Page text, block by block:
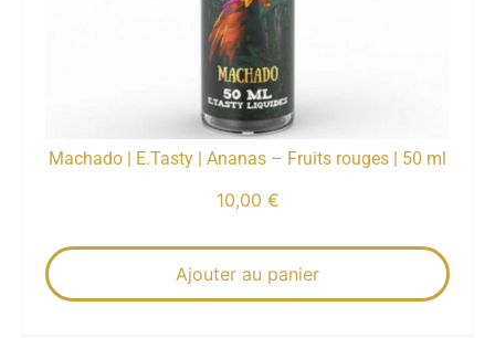
Machado | E.Tasty | Ananas – Fruits rouges | 50 ml
10,00 €
Ajouter au panier